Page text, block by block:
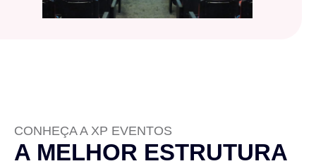
CONHEÇA A XP EVENTOS
A MELHOR ESTRUTURA